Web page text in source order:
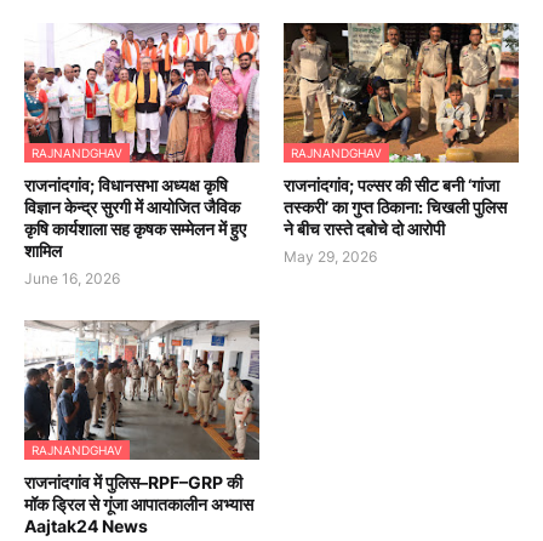
RAJNANDGHAV
राजनांदगांव; विधानसभा अध्यक्ष कृषि
विज्ञान केन्द्र सुरगी में आयोजित जैविक
कृषि कार्यशाला सह कृषक सम्मेलन में हुए
शामिल
June 16, 2026
RAJNANDGHAV
राजनांदगांव; पल्सर की सीट बनी ‘गांजा
तस्करी’ का गुप्त ठिकाना: चिखली पुलिस
ने बीच रास्ते दबोचे दो आरोपी
May 29, 2026
RAJNANDGHAV
राजनांदगांव में पुलिस–RPF–GRP की
मॉक ड्रिल से गूंजा आपातकालीन अभ्यास
Aajtak24 News